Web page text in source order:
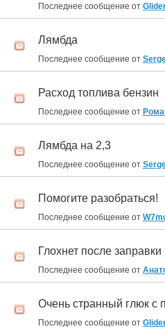
Последнее сообщение от
Лямбда
Последнее сообщение от
Расход топлива бензин
Последнее сообщение от
Лямбда на 2,3
Последнее сообщение от
Помогите разобраться!
Последнее сообщение от
Глохнет после заправки
Последнее сообщение от
Очень странный глюк с
Последнее сообщение от